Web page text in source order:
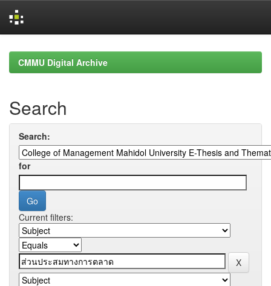
navigationCMMU Digital Archive
Search
Search:
for
Current filters: